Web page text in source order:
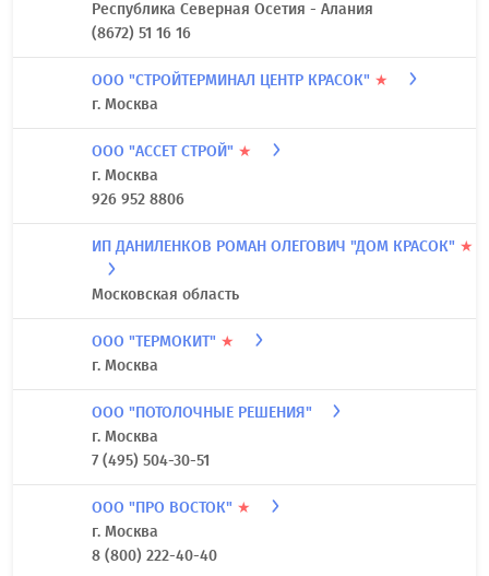
Республика Северная Осетия - Алания
(8672) 51 16 16
ООО "СТРОЙТЕРМИНАЛ ЦЕНТР КРАСОК" ★
г. Москва
ООО "АССЕТ СТРОЙ" ★
г. Москва
926 952 8806
ИП ДАНИЛЕНКОВ РОМАН ОЛЕГОВИЧ "ДОМ КРАСОК" ★
Московская область
ООО "ТЕРМОКИТ" ★
г. Москва
ООО "ПОТОЛОЧНЫЕ РЕШЕНИЯ"
г. Москва
7 (495) 504-30-51
ООО "ПРО ВОСТОК" ★
г. Москва
8 (800) 222-40-40